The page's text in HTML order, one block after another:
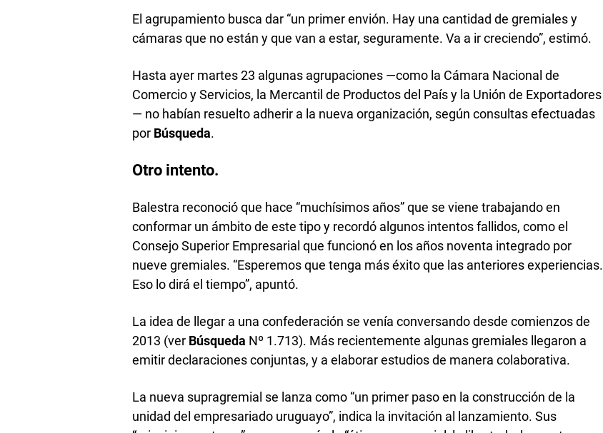
El agrupamiento busca dar “un primer envión. Hay una cantidad de gremiales y
cámaras que no están y que van a estar, seguramente. Va a ir creciendo”, estimó.
Hasta ayer martes 23 algunas agrupaciones —como la Cámara Nacional de
Comercio y Servicios, la Mercantil de Productos del País y la Unión de Exportadores
— no habían resuelto adherir a la nueva organización, según consultas efectuadas
por Búsqueda.
Otro intento.
Balestra reconoció que hace “muchísimos años” que se viene trabajando en
conformar un ámbito de este tipo y recordó algunos intentos fallidos, como el
Consejo Superior Empresarial que funcionó en los años noventa integrado por
nueve gremiales. “Esperemos que tenga más éxito que las anteriores experiencias.
Eso lo dirá el tiempo”, apuntó.
La idea de llegar a una confederación se venía conversando desde comienzos de
2013 (ver Búsqueda Nº 1.713). Más recientemente algunas gremiales llegaron a
emitir declaraciones conjuntas, y a elaborar estudios de manera colaborativa.
La nueva supragremial se lanza como “un primer paso en la construcción de la
unidad del empresariado uruguayo”, indica la invitación al lanzamiento. Sus